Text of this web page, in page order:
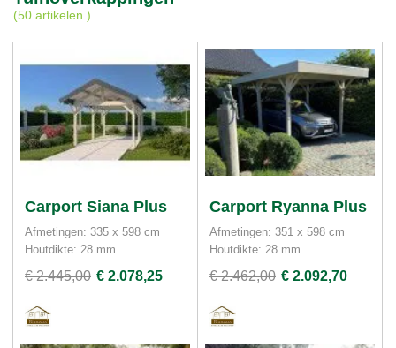
(50 artikelen )
Carport Siana Plus
Afmetingen: 335 x 598 cm
Houtdikte: 28 mm
€ 2.445,00 € 2.078,25
Carport Ryanna Plus
Afmetingen: 351 x 598 cm
Houtdikte: 28 mm
€ 2.462,00 € 2.092,70